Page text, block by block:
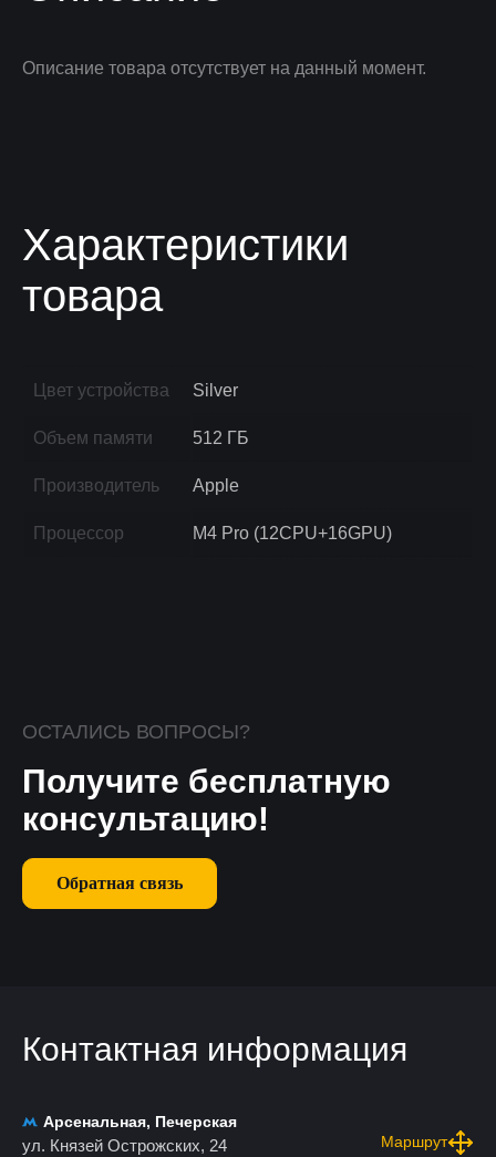
Описание товара отсутствует на данный момент.
Характеристики
товара
Цвет устройства Silver
Объем памяти 512 ГБ
Производитель Apple
Процессор M4 Pro (12CPU+16GPU)
ОСТАЛИСЬ ВОПРОСЫ?
Получите бесплатную
консультацию!
Обратная связь
Контактная информация
Арсенальная, Печерская
ул. Князей Острожских, 24 Маршрут